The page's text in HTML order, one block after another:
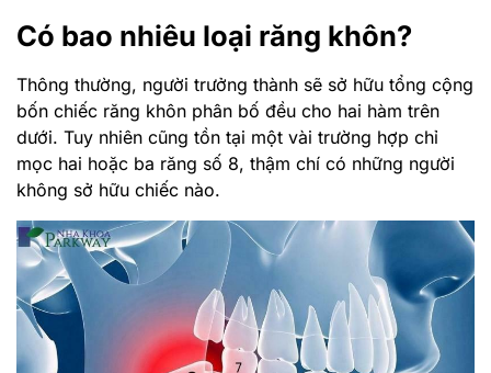
Có bao nhiêu loại răng khôn?
Thông thường, người trưởng thành sẽ sở hữu tổng cộng
bốn chiếc răng khôn phân bố đều cho hai hàm trên
dưới. Tuy nhiên cũng tồn tại một vài trường hợp chỉ
mọc hai hoặc ba răng số 8, thậm chí có những người
không sở hữu chiếc nào.